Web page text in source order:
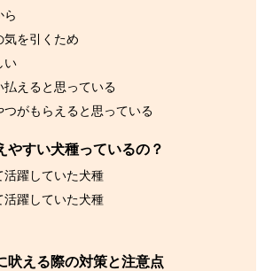
ら
気を引くため
い
払えると思っている
つがもらえると思っている
やすい犬種っているの？
活躍していた犬種
活躍していた犬種
吠える際の対策と注意点